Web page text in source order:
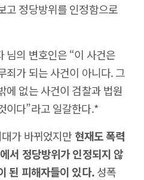
고 정당방위를 인정함으로
님의 변호인은 “이 사건은
죄가 되는 사건이 아니다. 그
에 없는 사건이 검찰과 법원
이다”라고 일갈한다.*
가 바뀌었지만현재도 폭력
서 정당방위가 인정되지 않
된 피해자들이 있다.성폭